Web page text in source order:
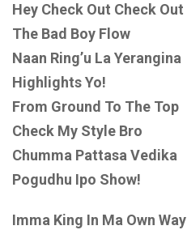
Hey Check Out Check Out
The Bad Boy Flow
Naan Ring’u La Yerangina
Highlights Yo!
From Ground To The Top
Check My Style Bro
Chumma Pattasa Vedika
Pogudhu Ipo Show!
Imma King In Ma Own Way